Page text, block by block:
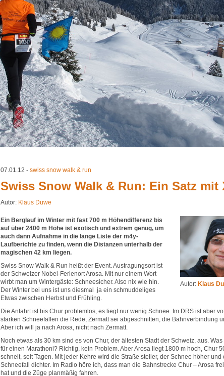
07.01.12 - swiss snow walk & run
Swiss Snow Walk & Run: Ein Satz mit
Autor: Klaus Duwe
Autor: Klaus
Ein Berglauf im Winter mit fast 700 m Höhendifferenz bis
auf über 2400 m Höhe ist exotisch und extrem genug, um
auch dann Aufnahme in die lange Liste der m4y-
Laufberichte zu finden, wenn die Distanzen unterhalb der
magischen 42 km liegen.
Swiss Snow Walk & Run heißt der Event. Austragungsort ist
der Schweizer Nobel-Ferienort Arosa. Mit nur einem Wort
wirbt man um Wintergäste: Schneesicher. Also nix wie hin.
Der Winter bei uns ist uns diesmal ja ein schmuddeliges
Etwas zwischen Herbst und Frühling.
Die Anfahrt ist bis Chur problemlos, es liegt nur wenig Schnee. Im DRS ist aber
starken Schneefällen die Rede, Zermatt sei abgeschnitten, die Bahnverbindung
Aber ich will ja nach Arosa, nicht nach Zermatt.
Noch etwas als 30 km sind es von Chur, der ältesten Stadt der Schweiz, aus.
für einen Marathoni? Richtig, kein Problem. Aber Arosa liegt 1800 m hoch, Chur
schneit, seit Tagen. Mit jeder Kehre wird die Straße steiler, der Schnee höher und
Schneefall dichter. Im Radio höre ich, dass man die Bahnstrecke Chur – Arosa
hat und die Züge planmäßig fahren.